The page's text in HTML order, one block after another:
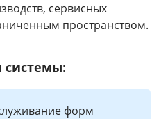
сервисных
пространством.
системы:
форм